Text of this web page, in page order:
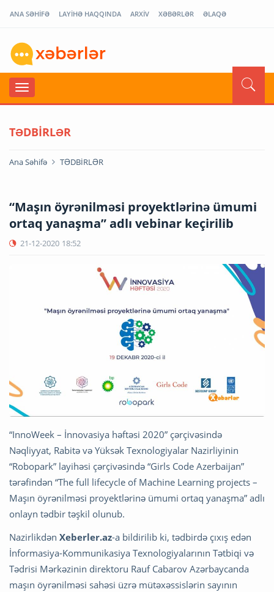
ANA SƏHİFƏ LAYİHƏ HAQQINDA ARXİV XƏBƏRLƏR ƏLAQƏ
TƏDBİRLƏR
Ana Səhifə TƏDBİRLƏR
“Maşın öyrənilməsi proyektlərinə ümumi
ortaq yanaşma” adlı vebinar keçirilib
21-12-2020 18:52
“InnoWeek – İnnovasiya həftəsi 2020” çərçivəsində
Nəqliyyat, Rabitə və Yüksək Texnologiyalar Nazirliyinin
“Robopark” layihəsi çərçivəsində “Girls Code Azerbaijan”
tərəfindən “The full lifecycle of Machine Learning projects –
Maşın öyrənilməsi proyektlərinə ümumi ortaq yanaşma” adlı
onlayn tədbir təşkil olunub.
Nazirlikdən Xeberler.az-a bildirilib ki, tədbirdə çıxış edən
İnformasiya-Kommunikasiya Texnologiyalarının Tətbiqi və
Tədrisi Mərkəzinin direktoru Rauf Cabarov Azərbaycanda
maşın öyrənilməsi sahəsi üzrə mütəxəssislərin sayının